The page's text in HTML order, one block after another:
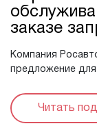
заказе
Компания
предложение
При заказе
Читать